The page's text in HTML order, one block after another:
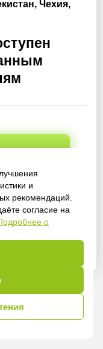
и
рекомендаций.
согласие на
о
Чехия,